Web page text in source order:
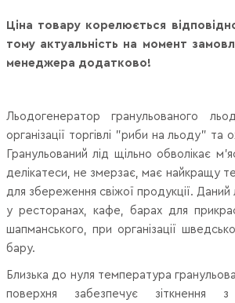
Ціна товару корелюється
тому актуальність на момент
менеджера додатково!
Льодогенератор гранульованого
організації торгівлі "риби на льоду"
Гранульований лід щільно обволікає
делікатеси, не змерзає, має найкращу
для збереження свіжої продукції. Даний
у ресторанах, кафе, барах для
шапманського, при організації
бару.
Близька до нуля температура
поверхня забезпечує